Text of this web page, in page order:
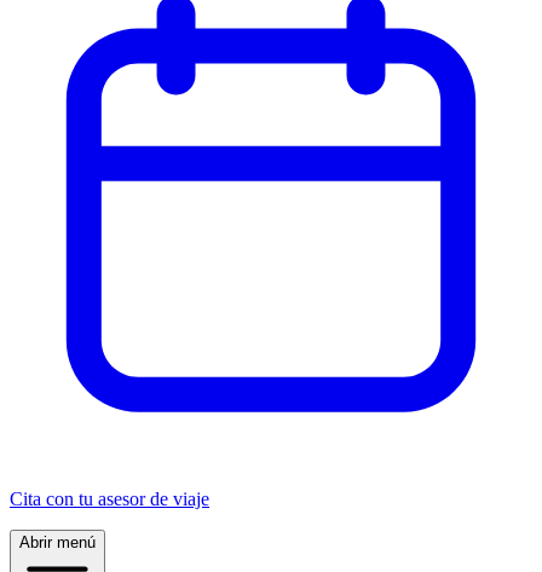
Cita con tu asesor de viaje
Abrir menú